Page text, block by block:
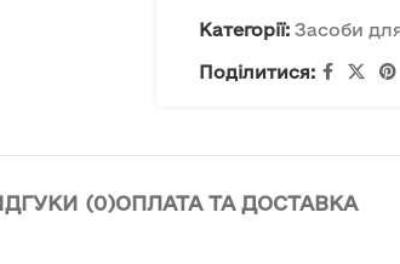
Категорії: Засоби
Поділитися:
(0)ОПЛАТА ТА ДОСТАВКА